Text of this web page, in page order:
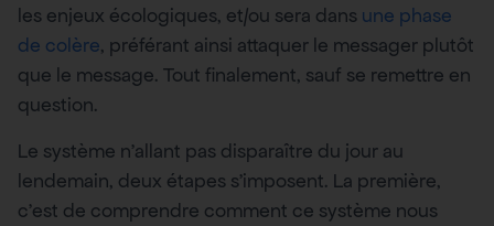
les enjeux écologiques, et/ou sera dans une phase
de colère, préférant ainsi attaquer le messager plutôt
que le message. Tout finalement, sauf se remettre en
question.
Le système n’allant pas disparaître du jour au
lendemain, deux étapes s’imposent. La première,
c’est de comprendre comment ce système nous